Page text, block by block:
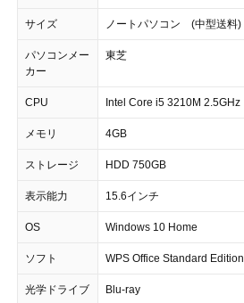
サイズ ノートパソコン (中型送料)
パソコンメー
カー
東芝
CPU Intel Core i5 3210M 2.5GHz
メモリ 4GB
ストレージ HDD 750GB
表示能力 15.6インチ
OS Windows 10 Home
ソフト WPS Office Standard Edition
光学ドライブ Blu-ray